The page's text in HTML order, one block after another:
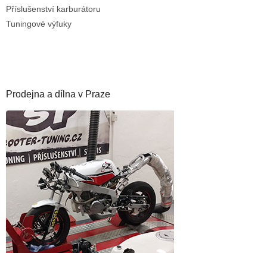
Příslušenství karburátoru
Tuningové výfuky
Prodejna a dílna v Praze